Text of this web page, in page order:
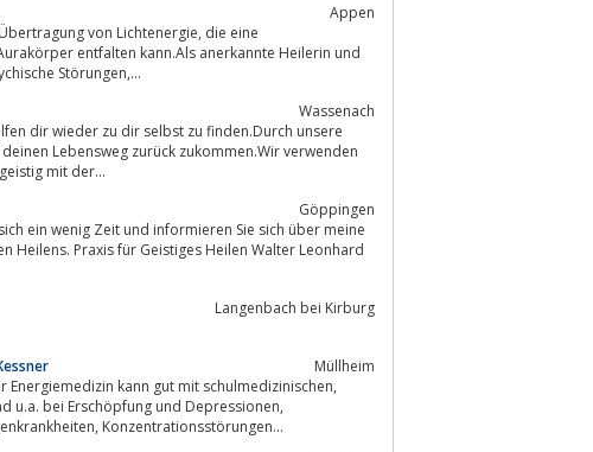
Appen
Störungen,...
Wassenach
Lebensweg zurück zukommen.Wir verwenden
geistig mit der...
Göppingen
ein wenig Zeit und informieren Sie sich über meine
Langenbach bei Kirburg
Müllheim
kann gut mit schulmedizinischen,
bei Erschöpfung und Depressionen,
Kopfschmerz, Allergien, Darmerkrankungen, Herz-Kreislauf- und Lungenkrankheiten, Konzentrationsstörungen...